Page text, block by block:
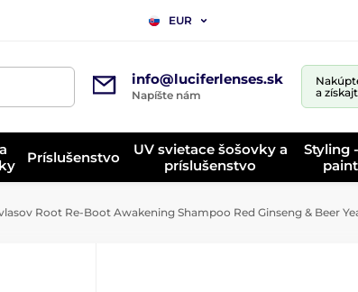
EUR
info@luciferlenses.sk
Napíšte nám
a
Príslušenstvo
UV svietace šošovky a
príslušenstvo
Styling
Root Re-Boot Awakening Shampoo Red Ginseng & Beer